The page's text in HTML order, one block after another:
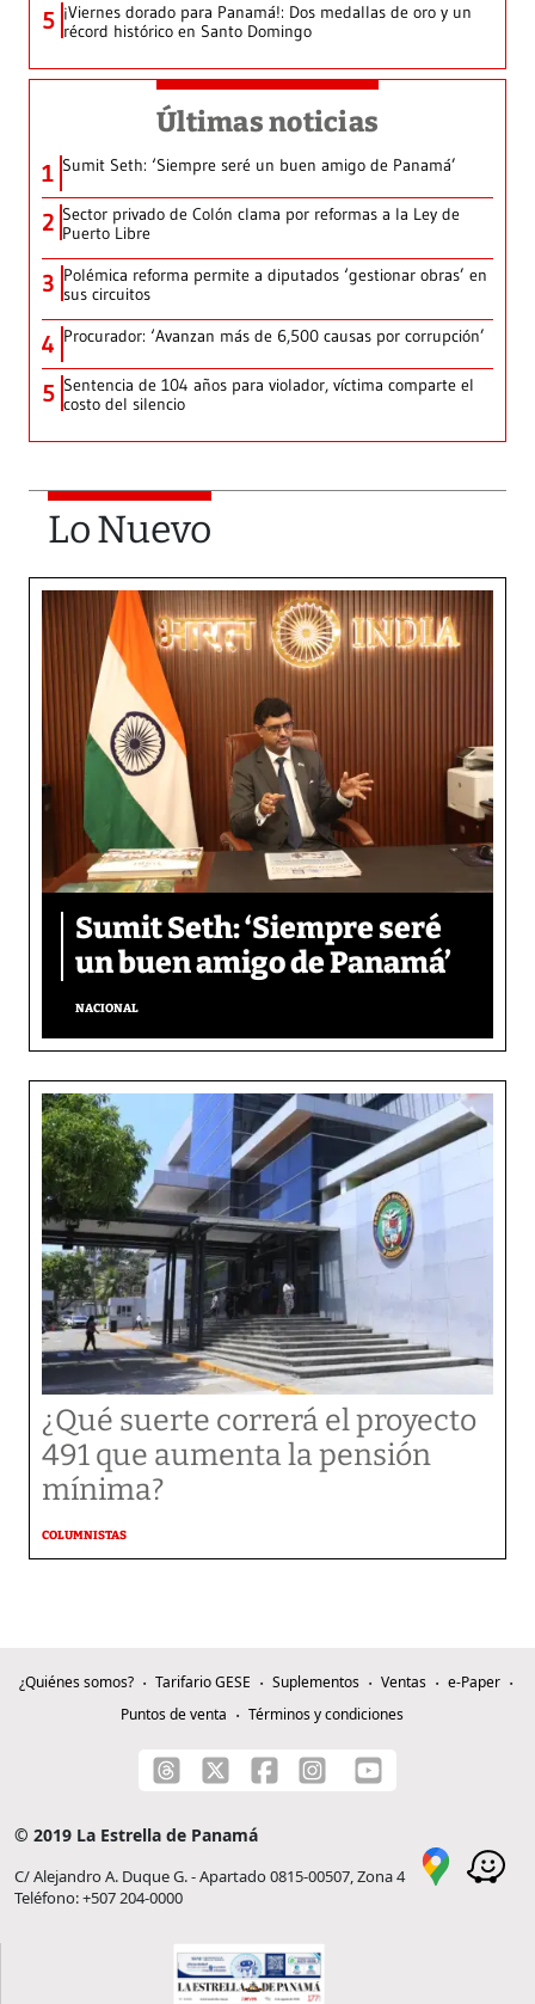
5 ¡Viernes dorado para Panamá!: Dos medallas de oro y un
récord histórico en Santo Domingo
Últimas noticias
1 Sumit Seth: ‘Siempre seré un buen amigo de Panamá’
2 Sector privado de Colón clama por reformas a la Ley de
Puerto Libre
3 Polémica reforma permite a diputados ‘gestionar obras’ en
sus circuitos
4 Procurador: ‘Avanzan más de 6,500 causas por corrupción’
5 Sentencia de 104 años para violador, víctima comparte el
costo del silencio
Lo Nuevo
Sumit Seth: ‘Siempre seré
un buen amigo de Panamá’
NACIONAL
¿Qué suerte correrá el proyecto
491 que aumenta la pensión
mínima?
COLUMNISTAS
¿Quiénes somos? Tarifario GESE Suplementos Ventas
e-Paper
Puntos de venta
Términos y condiciones
© 2019 La Estrella de Panamá
C/ Alejandro A. Duque G. - Apartado 0815-00507, Zona 4
Teléfono: +507 204-0000